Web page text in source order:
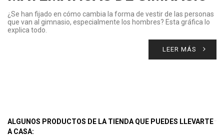
¿Se han fijado en cómo cambia la forma de vestir de las personas
que van al gimnasio, especialmente los hombres? Esta gráfica lo
explica todo.
LEER MÁS
ALGUNOS PRODUCTOS DE LA TIENDA QUE PUEDES LLEVARTE
A CASA: